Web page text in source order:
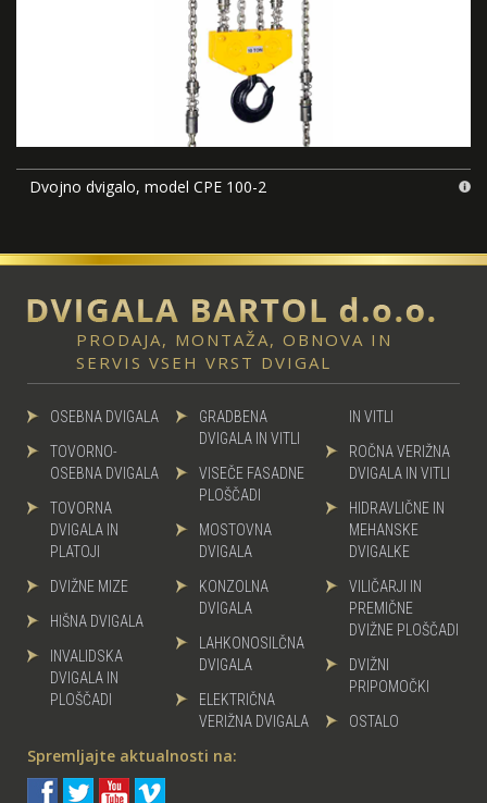
Dvojno dvigalo, model CPE 100-2
PRODAJA, MONTAŽA, OBNOVA IN
SERVIS VSEH VRST DVIGAL
OSEBNA DVIGALA
TOVORNO-
OSEBNA DVIGALA
TOVORNA
DVIGALA IN
PLATOJI
DVIŽNE MIZE
HIŠNA DVIGALA
INVALIDSKA
DVIGALA IN
PLOŠČADI
GRADBENA
DVIGALA IN VITLI
VISEČE FASADNE
PLOŠČADI
MOSTOVNA
DVIGALA
KONZOLNA
DVIGALA
LAHKONOSILČNA
DVIGALA
ELEKTRIČNA
VERIŽNA DVIGALA
IN VITLI
ROČNA VERIŽNA
DVIGALA IN VITLI
HIDRAVLIČNE IN
MEHANSKE
DVIGALKE
VILIČARJI IN
PREMIČNE
DVIŽNE PLOŠČADI
DVIŽNI
PRIPOMOČKI
OSTALO
Spremljajte aktualnosti na: